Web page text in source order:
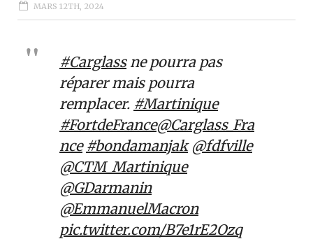
MARS 12TH, 2024
#Carglassne pourra pas
réparer mais pourra
remplacer. #Martinique
#FortdeFrance@Carglass_Fra
nce #bondamanjak @fdfville
@CTM_Martinique
@GDarmanin
@EmmanuelMacron
pic.twitter.com/B7e1rE2Ozq